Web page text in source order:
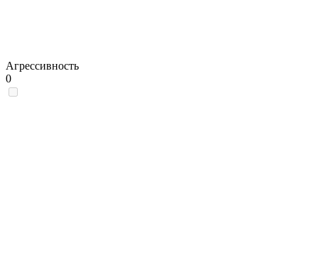
Агрессивность
0